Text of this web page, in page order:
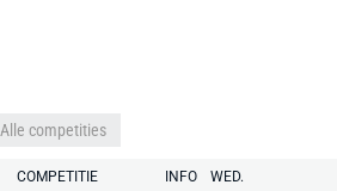
Alle competities
COMPETITIE INFO WED.